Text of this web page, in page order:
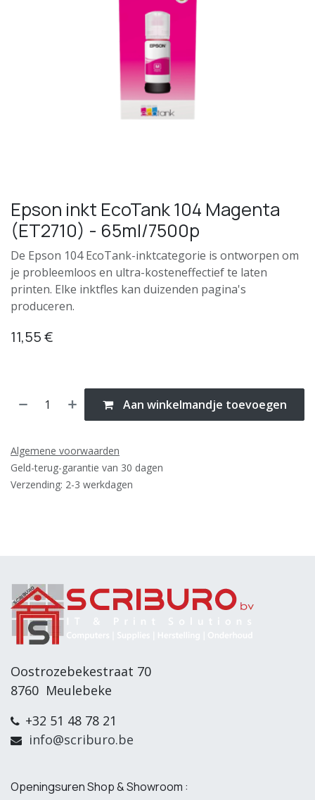
Epson inkt EcoTank 104 Magenta
(ET2710) - 65ml/7500p
De Epson 104 EcoTank-inktcategorie is ontworpen om
je probleemloos en ultra-kosteneffectief te laten
printen. Elke inktfles kan duizenden pagina's
produceren.
11,55€
Aan winkelmandje toevoegen
Algemene voorwaarden
Geld-terug-garantie van 30 dagen
Verzending: 2-3 werkdagen
Oostrozebekestraat 70
8760 Meulebeke
+32 51 48 78 21
info@scriburo.be
Openingsuren Shop & Showroom :